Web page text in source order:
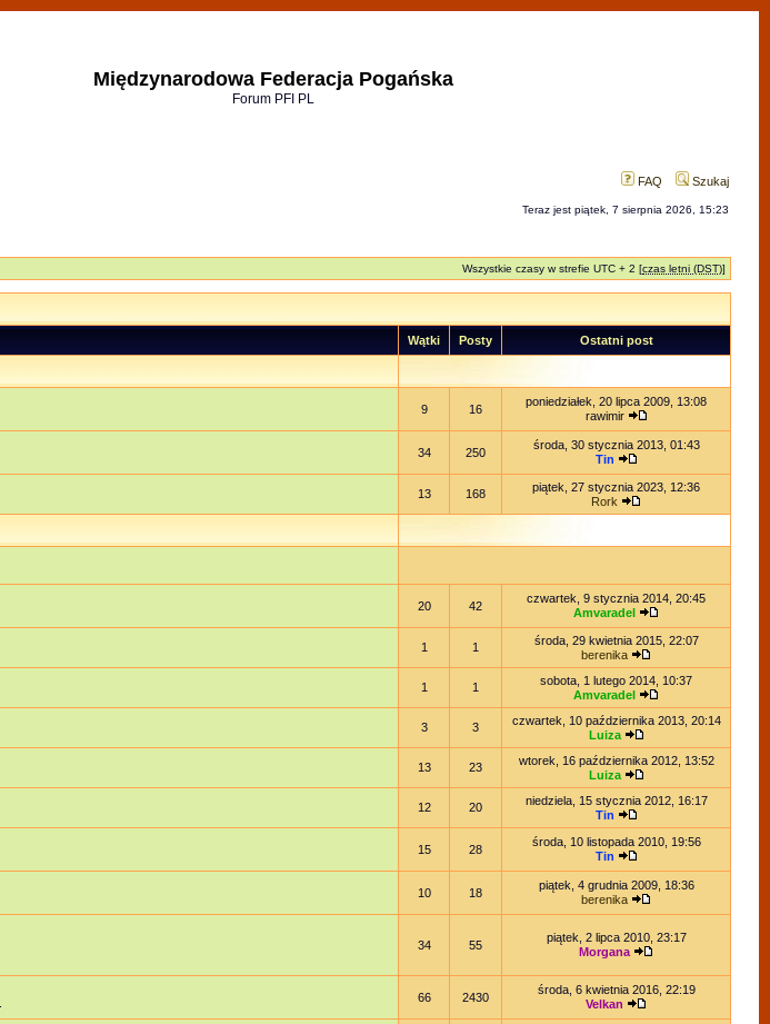
Międzynarodowa Federacja Pogańska
Forum PFI PL
FAQ Szukaj
Teraz jest piątek, 7 sierpnia 2026, 15:23
Wszystkie czasy w strefie UTC + 2 [czas letni (DST)]
Wątki Posty Ostatni post
9 16
poniedziałek, 20 lipca 2009, 13:08
rawimir
34 250
środa, 30 stycznia 2013, 01:43
Tin
13 168
piątek, 27 stycznia 2023, 12:36
Rork
20 42
czwartek, 9 stycznia 2014, 20:45
Amvaradel
1 1
środa, 29 kwietnia 2015, 22:07
berenika
1 1
sobota, 1 lutego 2014, 10:37
Amvaradel
3 3
czwartek, 10 października 2013, 20:14
Luiza
13 23
wtorek, 16 października 2012, 13:52
Luiza
12 20
niedziela, 15 stycznia 2012, 16:17
Tin
15 28
środa, 10 listopada 2010, 19:56
Tin
10 18
piątek, 4 grudnia 2009, 18:36
berenika
34 55
piątek, 2 lipca 2010, 23:17
Morgana
66 2430
środa, 6 kwietnia 2016, 22:19
Velkan